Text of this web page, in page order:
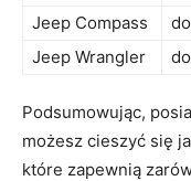
Jeep Compass
Jeep⁣ Wrangler
Podsumowując,
możesz‍ cieszyć się
które‌ zapewnią